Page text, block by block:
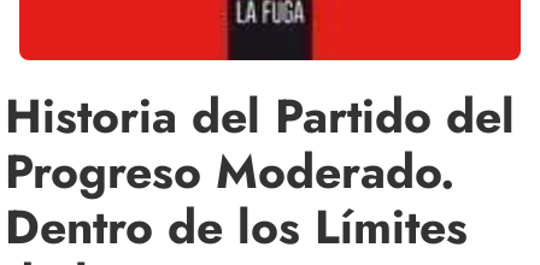
Historia del Partido del
Progreso Moderado.
Dentro de los Límites